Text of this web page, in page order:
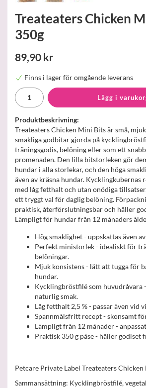
Treateaters Chicken
350g
89,90 kr
Finns i lager för omgående leverans
Lägg i
Produktbeskrivning:
Treateaters Chicken Mini Bits är små,
smakliga godbitar gjorda på
träningsgodis, belöning eller som ett
promenaden. Den lilla bitstorleken gör
hundar i alla storlekar, och den höga
även av kräsna hundar. Kycklingkubernas
med låg fetthalt och utan onödiga
ett tryggt val för daglig belöning.
praktisk, återförslutningsbar och håller
Lämpligt för hundar från 12 månaders
Hög smaklighet - uppskattas även
Perfekt ministorlek - idealiskt för
belöningar.
Mjuk konsistens - lätt att tugga för
hundar.
Kycklingbröstfilé som huvudråvara
naturlig smak.
Låg fetthalt 2,5 % - passar även vid
Spannmålsfritt recept - skonsamt
Lämpligt från 12 månader -
Praktisk 350 g påse - håller godiset
Petcare Private Label Treateaters
Sammansättning: Kycklingbröstfilé,